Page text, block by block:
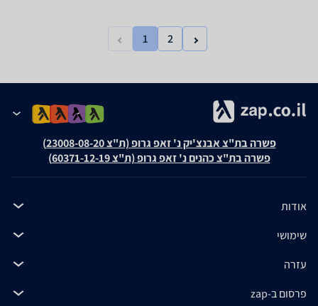
1 2
פשרה בת"צ אבנצ'יק נ' זאפ גרופ (ת"צ 23008-08-20)
פשרה בת"צ כהנים נ' זאפ גרופ (ת"צ 60371-12-19)
אודות
שימושי
עזרה
פרסום ב-zap